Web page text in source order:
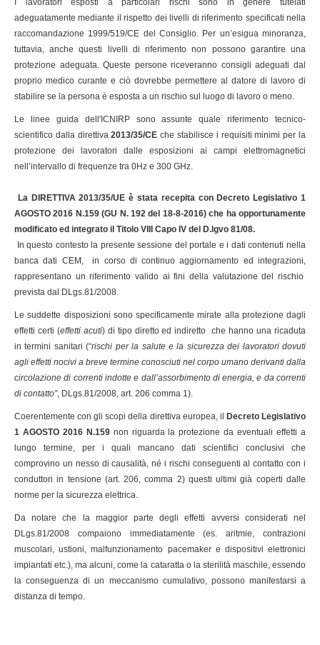
I lavoratori esposti a particolari rischi sono in genere tutelati
adeguatamente mediante il rispetto dei livelli di riferimento specificati nella
raccomandazione 1999/519/CE del Consiglio. Per un’esigua minoranza,
tuttavia, anche questi livelli di riferimento non possono garantire una
protezione adeguata. Queste persone riceveranno consigli adeguati dal
proprio medico curante e ciò dovrebbe permettere al datore di lavoro di
stabilire se la persona è esposta a un rischio sul luogo di lavoro o meno.
Le linee guida dell'ICNIRP sono assunte quale riferimento tecnico-
scientifico dalla direttiva2013/35/CE che stabilisce i requisiti minimi per la
protezione dei lavoratori dalle esposizioni ai campi elettromagnetici
nell’intervallo di frequenze tra 0Hz e 300 GHz.
La DIRETTIVA 2013/35/UE è stata recepita con Decreto Legislativo 1
AGOSTO 2016 N.159 (GU N. 192 del 18-8-2016) che ha opportunamente
modificato ed integrato il Titolo VIII Capo IV del D.lgvo 81/08.
In questo contesto la presente sessione del portale e i dati contenuti nella
banca dati CEM, in corso di continuo aggiornamento ed integrazioni,
rappresentano un riferimento valido ai fini della valutazione del rischio
prevista dal DLgs.81/2008.
Le suddette disposizioni sono specificamente mirate alla protezione dagli
effetti certi (effetti acuti) di tipo diretto ed indiretto che hanno una ricaduta
in termini sanitari (“rischi per la salute e la sicurezza dei lavoratori dovuti
agli effetti nocivi a breve termine conosciuti nel corpo umano derivanti dalla
circolazione di correnti indotte e dall’assorbimento di energia, e da correnti
di contatto”, DLgs.81/2008, art. 206 comma 1).
Coerentemente con gli scopi della direttiva europea, il
Decreto Legislativo
1 AGOSTO 2016 N.159non riguarda la protezione da eventuali effetti a
lungo termine, per i quali mancano dati scientifici conclusivi che
comprovino un nesso di causalità, né i rischi conseguenti al contatto con i
conduttori in tensione (art. 206, comma 2) questi ultimi già coperti dalle
norme per la sicurezza elettrica.
Da notare che la maggior parte degli effetti avversi considerati nel
DLgs.81/2008 compaiono immediatamente (es. aritmie, contrazioni
muscolari, ustioni, malfunzionamento pacemaker e dispositivi elettronici
impiantati etc.), ma alcuni, come la cataratta o la sterilità maschile, essendo
la conseguenza di un meccanismo cumulativo, possono manifestarsi a
distanza di tempo.